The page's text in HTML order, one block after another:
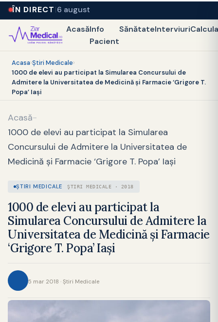
ÎN DIRECT 6 august
AcasăInfo
Pacient
SănătateInterviuri
Acasa›Ştiri Medicale›
1000 de elevi au participat la Simularea Concursului de
Admitere la Universitatea de Medicină şi Farmacie ‘Grigore T.
Popa’ Iaşi
Acasă-
1000 de elevi au participat la Simularea
Concursului de Admitere la Universitatea de
Medicină şi Farmacie ‘Grigore T. Popa’ Iaşi
ŞTIRI MEDICALE ŞTIRI MEDICALE · 2018
1000 de elevi au participat la
Simularea Concursului de Admitere la
Universitatea de Medicină şi Farmacie
‘Grigore T. Popa’ Iaşi
5 mar 2018 · Ştiri Medicale